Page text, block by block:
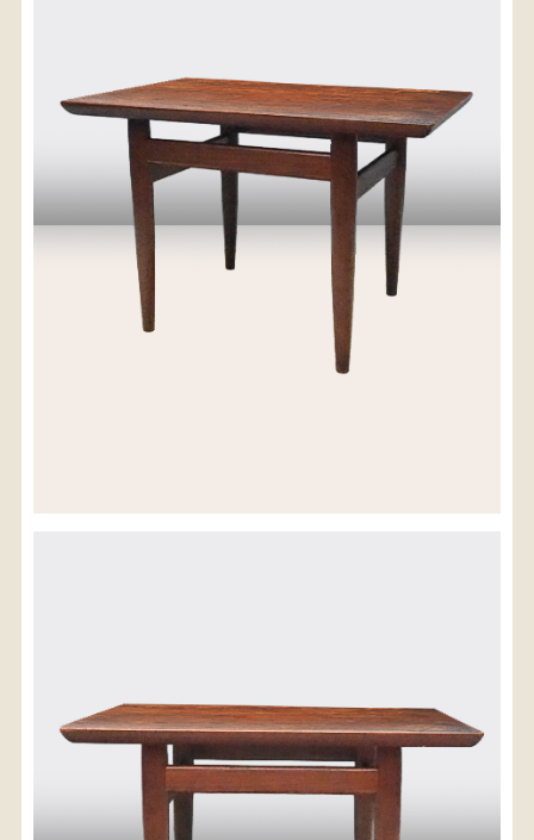
・配送についての詳細は、こちら→
【送料を確認する】
お届け先、送料ランクを選択する事で送料が表
示されます。